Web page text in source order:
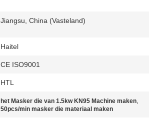
Jiangsu, China (Vasteland)
Haitel
CE ISO9001
HTL
het Masker die van 1.5kw KN95 Machine maken,
50pcs/min masker die materiaal maken